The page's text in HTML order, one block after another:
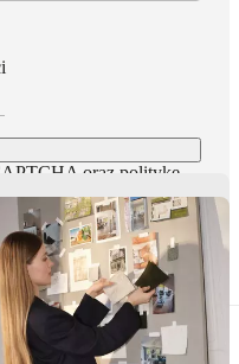
oraz politykę
usług Google